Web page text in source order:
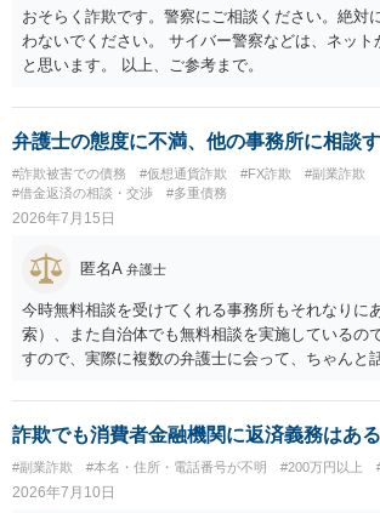
おそらく詐欺です。警察にご相談ください。絶対
わないでください。 サイバー警察などは、ネット
と思います。 以上、ご参考まで。
弁護士の態度に不満、他の事務所に相談
#詐欺被害での債務 #仮想通貨詐欺 #FX詐欺
#副業詐欺
#借金返済の相談・交渉
#多重債務
2026年7月15日
匿名A 弁護士
今時無料相談を受けてくれる事務所もそれなりに
索）、また自治体でも無料相談を実施しているの
すので、実際に複数の弁護士に会って、ちゃんと
はそもそも事案を把握できていないようですので
いては弁護士として能力不足なのかもしれません
良いと思います。ただ、仮想通貨詐欺の被害回復
かもしれません。
詐欺でも消費者金融機関に返済義務はあ
#副業詐欺 #本名・住所・電話番号が不明 #200万円以上
2026年7月10日